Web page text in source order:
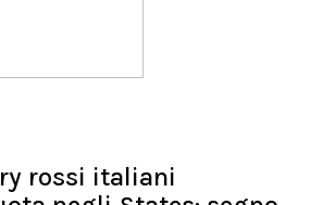
rossi italiani